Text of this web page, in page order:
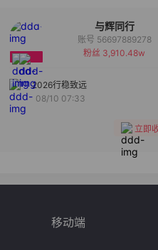
与辉同行
备注
账号 56697889278
粉丝 3,910.48w
2026行稳致远
08/10 07:33
立即
移动端